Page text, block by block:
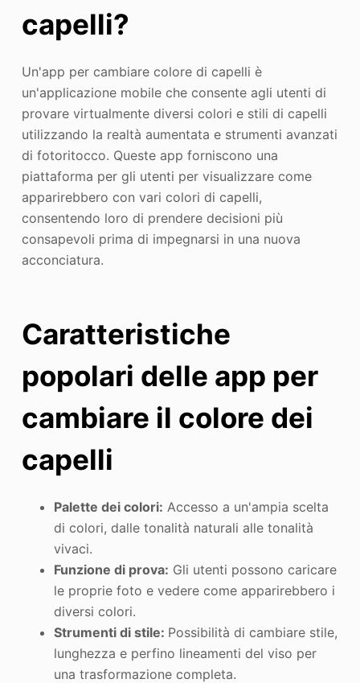
capelli?
Un'app per cambiare colore di capelli è
un'applicazione mobile che consente agli utenti di
provare virtualmente diversi colori e stili di capelli
utilizzando la realtà aumentata e strumenti avanzati
di fotoritocco. Queste app forniscono una
piattaforma per gli utenti per visualizzare come
apparirebbero con vari colori di capelli,
consentendo loro di prendere decisioni più
consapevoli prima di impegnarsi in una nuova
acconciatura.
Caratteristiche
popolari delle app per
cambiare il colore dei
capelli
Palette dei colori: Accesso a un'ampia scelta
di colori, dalle tonalità naturali alle tonalità
vivaci.
Funzione di prova: Gli utenti possono caricare
le proprie foto e vedere come apparirebbero i
diversi colori.
Strumenti di stile: Possibilità di cambiare stile,
lunghezza e perfino lineamenti del viso per
una trasformazione completa.